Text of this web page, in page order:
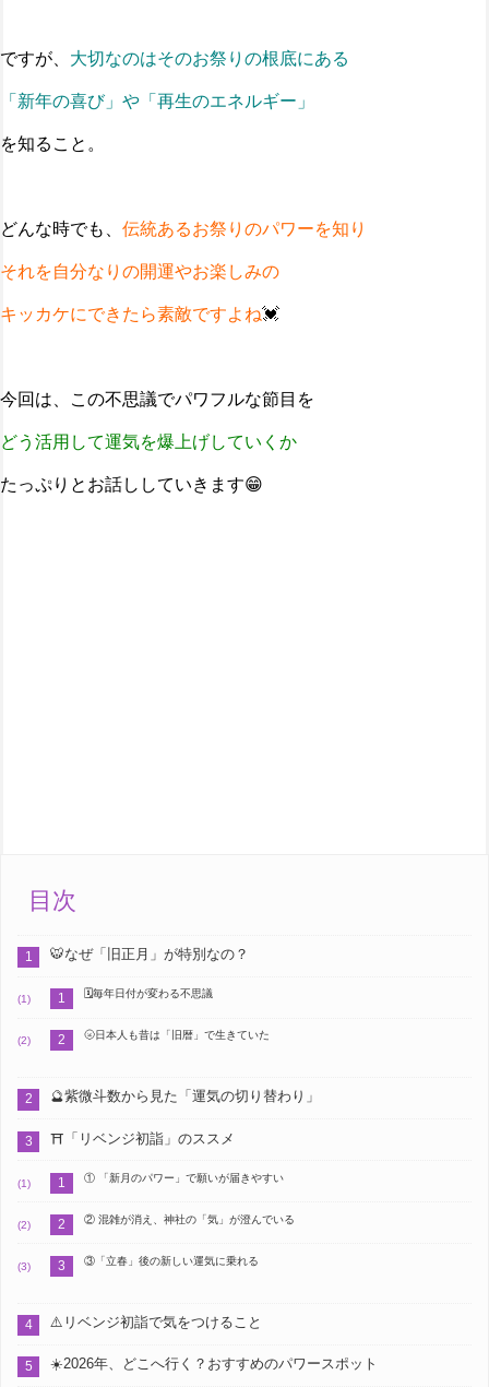
ですが、 大切なのはそのお祭りの根底にある
「新年の喜び」や「再生のエネルギー」
を知ること。
どんな時でも、 伝統あるお祭りのパワーを知り
それを自分なりの開運やお楽しみの
キッカケにできたら素敵ですよね💓
今回は、この不思議でパワフルな節目を
どう活用して運気を爆上げしていくか
たっぷりとお話ししていきます😁
目次
🐯なぜ「旧正月」が特別なの？
🗓️毎年日付が変わる不思議
🌝日本人も昔は「旧暦」で生きていた
🔮紫微斗数から見た「運気の切り替わり」
⛩️「リベンジ初詣」のススメ
① 「新月のパワー」で願いが届きやすい
② 混雑が消え、神社の「気」が澄んでいる
③「立春」後の新しい運気に乗れる
⚠️リベンジ初詣で気をつけること
☀️2026年、どこへ行く？おすすめのパワースポット